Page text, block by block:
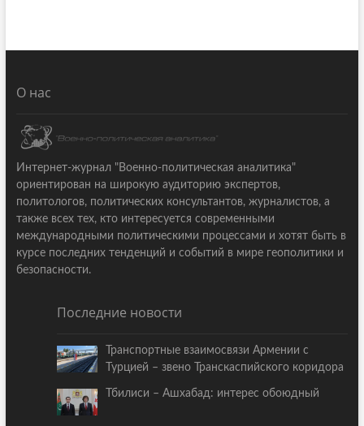
О нас
Интернет-журнал "Военно-политическая аналитика"
ориентирован на широкую аудиторию экспертов,
политологов, политических консультантов, журналистов, а
также всех тех, кто интересуется современными
международными политическими процессами и хотят быть в
курсе последних тенденций и событий в мире геополитики и
безопасности.
Последние новости
Транспортные взаимосвязи Армении с
Турцией – звено Транскаспийского коридора
Тбилиси – Ашхабад: интерес обоюдный